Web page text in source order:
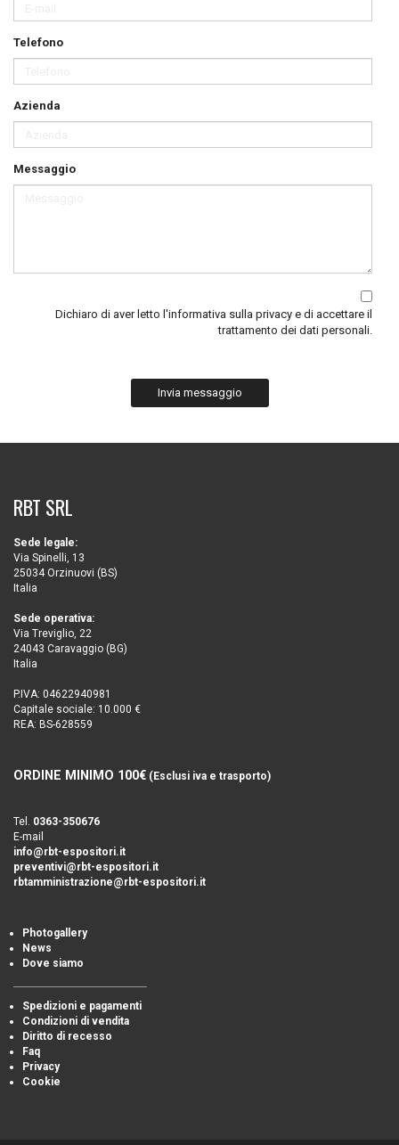
Telefono
Azienda
Messaggio
Dichiaro di aver letto l'informativa sulla privacy e di accettare il
trattamento dei dati personali.
Invia messaggio
RBT SRL
Sede legale:
Via Spinelli, 13
25034 Orzinuovi (BS)
Italia
Sede operativa:
Via Treviglio, 22
24043 Caravaggio (BG)
Italia
P.IVA: 04622940981
Capitale sociale: 10.000 €
REA: BS-628559
ORDINE MINIMO 100€ (Esclusi iva e trasporto)
Tel. 0363-350676
E-mail
info@rbt-espositori.it
preventivi@rbt-espositori.it
rbtamministrazione@rbt-espositori.it
Photogallery
News
Dove siamo
Spedizioni e pagamenti
Condizioni di vendita
Diritto di recesso
Faq
Privacy
Cookie